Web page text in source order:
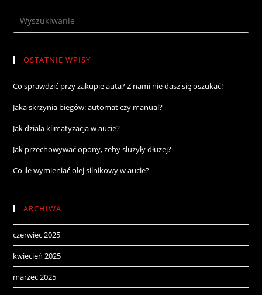
OSTATNIE WPISY
Co sprawdzić przy zakupie auta? Z nami nie dasz się oszukać!
Jaka skrzynia biegów: automat czy manual?
Jak działa klimatyzacja w aucie?
Jak przechowywać opony, żeby służyły dłużej?
Co ile wymieniać olej silnikowy w aucie?
ARCHIWA
czerwiec 2025
kwiecień 2025
marzec 2025